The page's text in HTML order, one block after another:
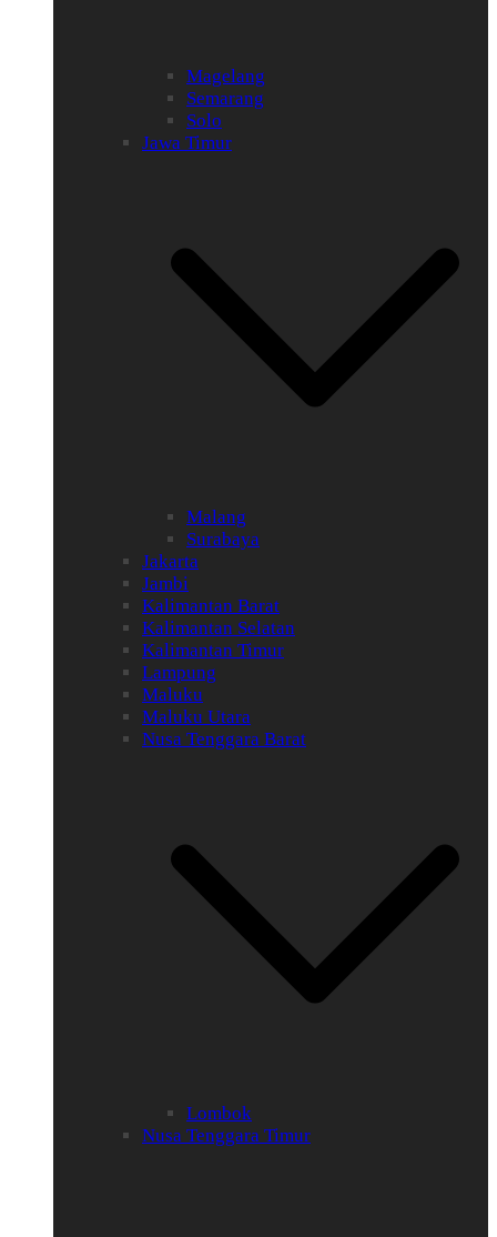
Magelang
Semarang
Solo
Jawa Timur
Malang
Surabaya
Jakarta
Jambi
Kalimantan Barat
Kalimantan Selatan
Kalimantan Timur
Lampung
Maluku
Maluku Utara
Nusa Tenggara Barat
Lombok
Nusa Tenggara Timur